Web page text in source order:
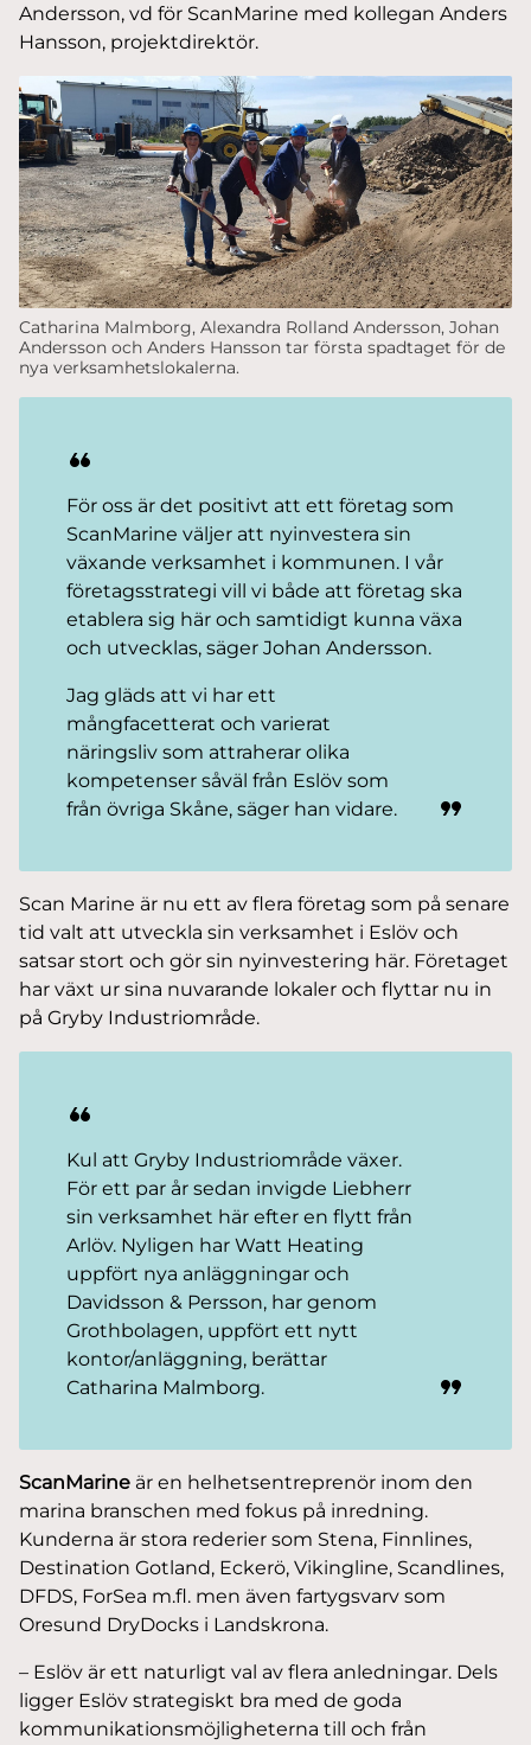
Andersson, vd för ScanMarine med kollegan Anders
Hansson, projektdirektör.
Catharina Malmborg, Alexandra Rolland Andersson, Johan
Andersson och Anders Hansson tar första spadtaget för de
nya verksamhetslokalerna.
För oss är det positivt att ett företag som
ScanMarine väljer att nyinvestera sin
växande verksamhet i kommunen. I vår
företagsstrategi vill vi både att företag ska
etablera sig här och samtidigt kunna växa
och utvecklas, säger Johan Andersson.
Jag gläds att vi har ett
mångfacetterat och varierat
näringsliv som attraherar olika
kompetenser såväl från Eslöv som
från övriga Skåne, säger han vidare.
Scan Marine är nu ett av flera företag som på senare
tid valt att utveckla sin verksamhet i Eslöv och
satsar stort och gör sin nyinvestering här. Företaget
har växt ur sina nuvarande lokaler och flyttar nu in
på Gryby Industriområde.
Kul att Gryby Industriområde växer.
För ett par år sedan invigde Liebherr
sin verksamhet här efter en flytt från
Arlöv. Nyligen har Watt Heating
uppfört nya anläggningar och
Davidsson & Persson, har genom
Grothbolagen, uppfört ett nytt
kontor/anläggning, berättar
Catharina Malmborg.
ScanMarine är en helhetsentreprenör inom den
marina branschen med fokus på inredning.
Kunderna är stora rederier som Stena, Finnlines,
Destination Gotland, Eckerö, Vikingline, Scandlines,
DFDS, ForSea m.fl. men även fartygsvarv som
Oresund DryDocks i Landskrona.
– Eslöv är ett naturligt val av flera anledningar. Dels
ligger Eslöv strategiskt bra med de goda
kommunikationsmöjligheterna till och från